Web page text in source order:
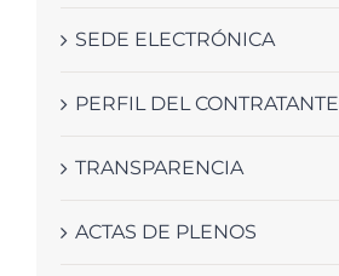
SEDE ELECTRÓNICA
PERFIL DEL CONTRATANTE
TRANSPARENCIA
ACTAS DE PLENOS